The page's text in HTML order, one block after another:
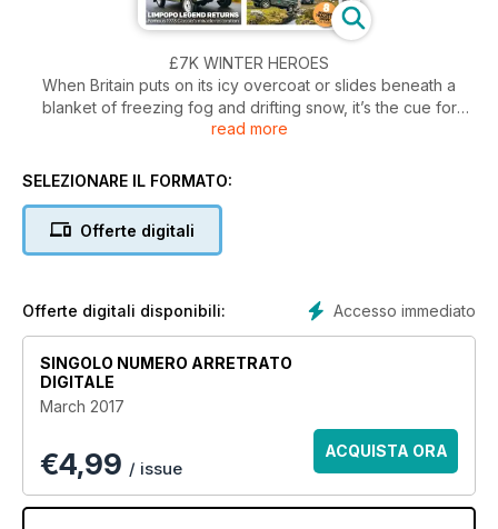
£7K WINTER HEROES
When Britain puts on its icy overcoat or slides beneath a
blanket of freezing fog and drifting snow, it’s the cue for
4x4s especially Land Rovers to come to the rescue and
4x4 driving ‘good Samaritans’ headline TV and newspaper
abilities to heroic use, helping deliver vital assistance to
stranded motorists and others in need. Putting your trust in a
£7000 you could net any one of these great models:
read more
SELEZIONARE IL FORMATO:
Offerte digitali
Accesso immediato
Offerte digitali disponibili:
SINGOLO NUMERO ARRETRATO
DIGITALE
March 2017
€4,99 / issue
ACQUISTA ORA